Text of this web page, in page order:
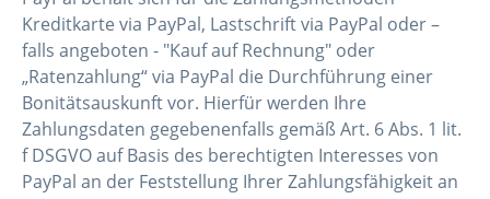
Kreditkarte via PayPal, Lastschrift via PayPal oder –
falls angeboten - "Kauf auf Rechnung" oder
„Ratenzahlung“ via PayPal die Durchführung einer
Bonitätsauskunft vor. Hierfür werden Ihre
Zahlungsdaten gegebenenfalls gemäß Art. 6 Abs. 1 lit.
f DSGVO auf Basis des berechtigten Interesses von
PayPal an der Feststellung Ihrer Zahlungsfähigkeit an